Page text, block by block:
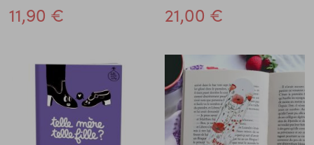
11,90 € 21,00 €